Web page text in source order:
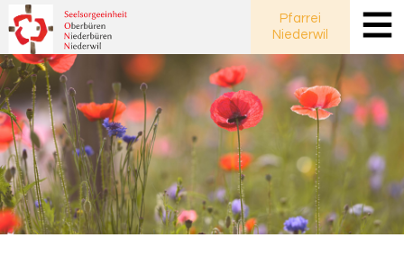
Pfarrei
Niederwil